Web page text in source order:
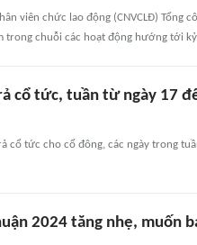
viên chức lao động (CNVCLĐ) Tổng
trong chuỗi các hoạt động hướng tới
cổ tức, tuần từ ngày 17
cổ tức cho cổ đông, các ngày trong
2024 tăng nhẹ, muốn